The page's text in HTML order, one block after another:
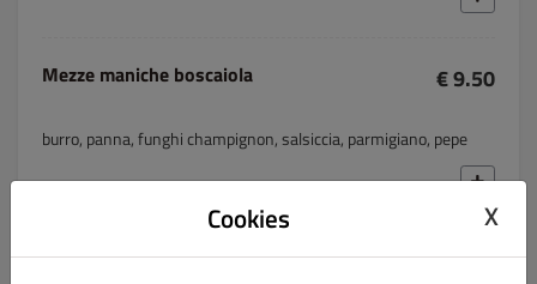
Mezze maniche boscaiola € 9.50
burro, panna, funghi champignon, salsiccia, parmigiano, pepe
Spaghetti alla carbonara € 9.50
Cookies X